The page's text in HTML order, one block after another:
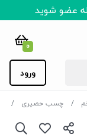
عضو شوید
0
ورود
چسب حصیری